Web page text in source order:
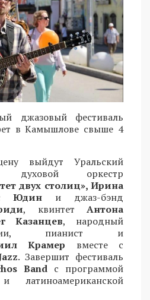
джазовый фестиваль
в Камышлове свыше 4
выйдут Уральский
духовой оркестр
двух столиц», Ирина
Юдин и джаз-бэнд
, квинтетАнтона
Казанцев, народный
пианист и
Крамер вместе с
. Завершит фестиваль
Band с программой
латиноамериканской